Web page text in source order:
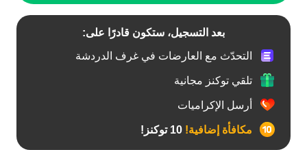
بعد التسجيل، ستكون قادرًا على:
التحدّث مع العارضات في غرف الدردشة
تلقي توكنز مجانية
أرسل الإكراميات
مكافأة إضافية!